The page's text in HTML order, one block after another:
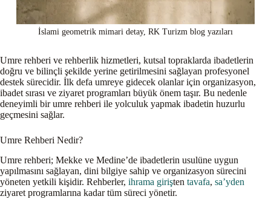
İslami geometrik mimari detay, RK Turizm blog yazıları
Umre rehberi ve rehberlik hizmetleri, kutsal topraklarda ibadetlerin
doğru ve bilinçli şekilde yerine getirilmesini sağlayan profesyonel
destek sürecidir. İlk defa umreye gidecek olanlar için organizasyon,
ibadet sırası ve ziyaret programları büyük önem taşır. Bu nedenle
deneyimli bir umre rehberi ile yolculuk yapmak ibadetin huzurlu
geçmesini sağlar.
Umre Rehberi Nedir?
Umre rehberi; Mekke ve Medine’de ibadetlerin usulüne uygun
yapılmasını sağlayan, dini bilgiye sahip ve organizasyon sürecini
yöneten yetkili kişidir. Rehberler, ihrama girişten tavafa, sa’yden
ziyaret programlarına kadar tüm süreci yönetir.